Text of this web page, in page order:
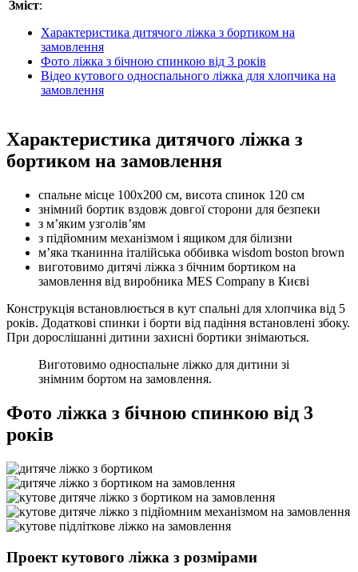
Зміст:
Характеристика дитячого ліжка з бортиком на
замовлення
Фото ліжка з бічною спинкою від 3 років
Відео кутового односпального ліжка для хлопчика на
замовлення
Характеристика дитячого ліжка з
бортиком на замовлення
спальне місце 100х200 см, висота спинок 120 см
знімний бортик вздовж довгої сторони для безпеки
з м’яким узголів’ям
з підйомним механізмом і ящиком для білизни
м’яка тканинна італійська оббивка wisdom boston brown
виготовимо дитячі ліжка з бічним бортиком на
замовлення від виробника MES Company в Києві
Конструкція встановлюється в кут спальні для хлопчика від 5
років. Додаткові спинки і борти від падіння встановлені збоку.
При дорослішанні дитини захисні бортики знімаються.
Виготовимо односпальне ліжко для дитини зі
знімним бортом на замовлення.
Фото ліжка з бічною спинкою від 3
років
Проект кутового ліжка з розмірами